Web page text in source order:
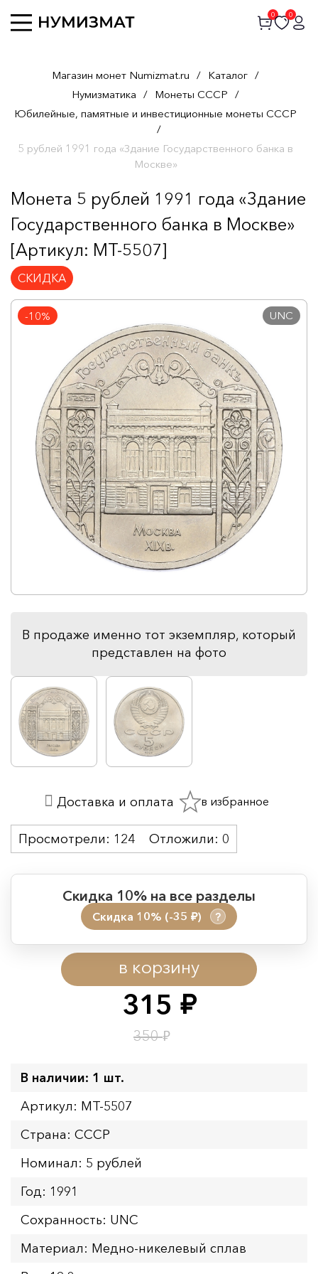
0 0
Магазин монет Numizmat.ru / Каталог /
Нумизматика / Монеты СССР /
Юбилейные, памятные и инвестиционные монеты СССР
/
5 рублей 1991 года «Здание Государственного банка в
Москве»
Монета 5 рублей 1991 года «Здание
Государственного банка в Москве»
[Артикул: MT-5507]
СКИДКА
-10% UNC
В продаже именно тот экземпляр, который
представлен на фото
315 руб.
350₽
в корзину
Скидка 10% на все разделы
Скидка 10% (-35 руб.) ?
Период действия акции:
Начало:
08.08.2026 00:01
Окончание:
09.08.2026 23:59
Время до окончания:
Просмотрели: 124 Отложили: 0
Доставка и оплата в избранное
В наличии: 1 шт.
Артикул: MT-5507
Страна: СССР
Номинал: 5 рублей
Год: 1991
Сохранность: UNC
Материал: Медно-никелевый сплав